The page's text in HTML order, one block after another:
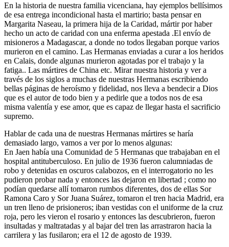
En la historia de nuestra familia vicenciana, hay ejemplos bellísimos
de esa entrega incondicional hasta el martirio; basta pensar en
Margarita Naseau, la primera hija de la Caridad, mártir por haber
hecho un acto de caridad con una enferma apestada .El envío de
misioneros a Madagascar, a donde no todos llegaban porque varios
murieron en el camino. Las Hermanas enviadas a curar a los heridos
en Calais, donde algunas murieron agotadas por el trabajo y la
fatiga.. Las mártires de China etc. Mirar nuestra historia y ver a
través de los siglos a muchas de nuestras Hermanas escribiendo
bellas páginas de heroísmo y fidelidad, nos lleva a bendecir a Dios
que es el autor de todo bien y a pedirle que a todos nos de esa
misma valentía y ese amor, que es capaz de llegar hasta el sacrificio
supremo.
Hablar de cada una de nuestras Hermanas mártires se haría
demasiado largo, vamos a ver por lo menos algunas:
En Jaen había una Comunidad de 5 Hermanas que trabajaban en el
hospital antituberculoso. En julio de 1936 fueron calumniadas de
robo y detenidas en oscuros calabozos, en el interrogatorio no les
pudieron probar nada y entonces las dejaron en libertad ; como no
podían quedarse allí tomaron rumbos diferentes, dos de ellas Sor
Ramona Caro y Sor Juana Suárez, tomaron el tren hacia Madrid, era
un tren lleno de prisioneros; iban vestidas con el uniforme de la cruz
roja, pero les vieron el rosario y entonces las descubrieron, fueron
insultadas y maltratadas y al bajar del tren las arrastraron hacia la
carrilera y las fusilaron; era el 12 de agosto de 1939.